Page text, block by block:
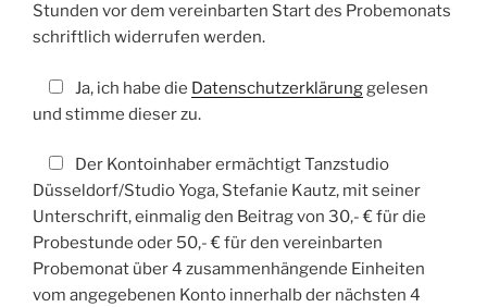
Stunden vor dem vereinbarten Start des Probemonats
schriftlich widerrufen werden.
Ja, ich habe die Datenschutzerklärunggelesen
und stimme dieser zu.
Der Kontoinhaber ermächtigt Tanzstudio
Düsseldorf/Studio Yoga, Stefanie Kautz, mit seiner
Unterschrift, einmalig den Beitrag von 30,- € für die
Probestunde oder 50,- € für den vereinbarten
Probemonat über 4 zusammenhängende Einheiten
vom angegebenen Konto innerhalb der nächsten 4